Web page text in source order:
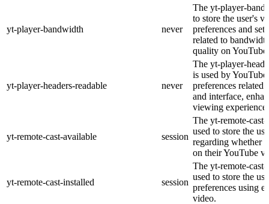
yt-player-bandwidth never
The yt-player-
to store the user's
preferences and
related to
quality on YouTube.
yt-player-headers-readable never
The yt-player-
is used by
preferences related
and interface,
viewing experience.
yt-remote-cast-available session
The yt-remote-
used to store the
regarding whether
on their YouTube
yt-remote-cast-installed session
The yt-remote-
used to store the
preferences using
video.